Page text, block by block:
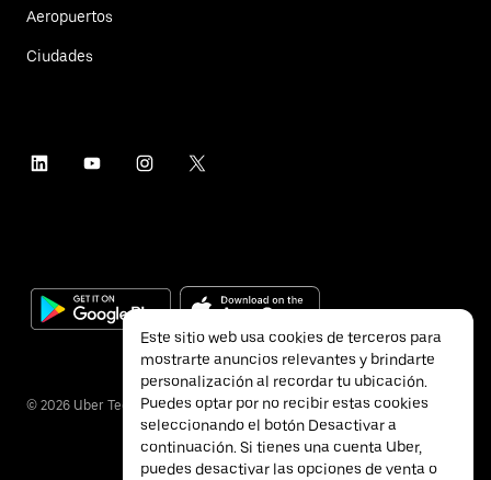
Aeropuertos
Ciudades
© 2026 Uber Technologies Inc.
Este sitio web usa cookies de terceros para
mostrarte anuncios relevantes y brindarte
personalización al recordar tu ubicación.
Puedes optar por no recibir estas cookies
seleccionando el botón Desactivar a
continuación. Si tienes una cuenta Uber,
puedes desactivar las opciones de venta o